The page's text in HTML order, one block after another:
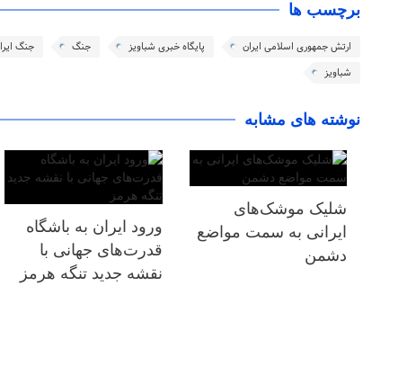
برچسب ها
ارتش جمهوری اسلامی ایران پایگاه خبری شباویز جنگ جنگ
شباویز
نوشته های مشابه
شلیک موشک‌های
ایرانی به سمت مواضع
دشمن
ورود ایران به باشگاه
قدرت‌های جهانی با
نقشه جدید تنگه هرمز